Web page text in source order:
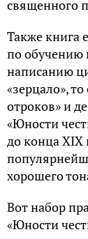
священного
Также книга
по обучению
написанию
«зерцало»,
отроков» и
«Юности
до конца XIX
хорошего
Вот набор
«Юности